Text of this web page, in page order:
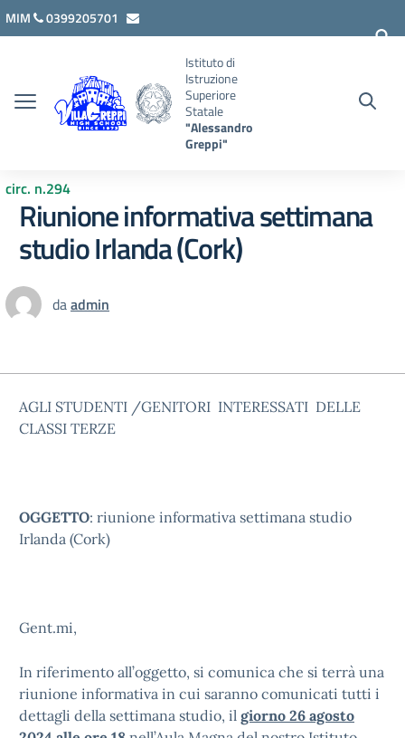
Vai ai contenuti
Vai al menu di navigazione
Vai al footer
MIM
0399205701
Istituto di
Istruzione
Superiore
Statale
"Alessandro
Greppi"
circ. n.294
Riunione informativa settimana
studio Irlanda (Cork)
daadmin
AGLI STUDENTI /GENITORI INTERESSATI DELLE
CLASSI TERZE
OGGETTO: riunione informativa settimana studio
Irlanda (Cork)
Gent.mi,
In riferimento all’oggetto, si comunica che si terrà una
riunione informativa in cui saranno comunicati tutti i
dettagli della settimana studio, il giorno 26 agosto